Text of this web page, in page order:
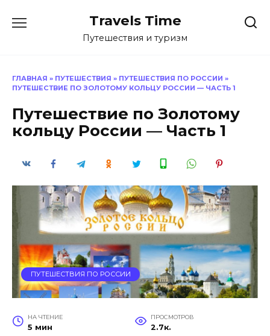
Travels Time
Путешествия и туризм
ГЛАВНАЯ » ПУТЕШЕСТВИЯ » ПУТЕШЕСТВИЯ ПО РОССИИ »
ПУТЕШЕСТВИЕ ПО ЗОЛОТОМУ КОЛЬЦУ РОССИИ — ЧАСТЬ 1
Путешествие по Золотому
кольцу России — Часть 1
ПУТЕШЕСТВИЯ ПО РОССИИ
НА ЧТЕНИЕ
5 мин
ПРОСМОТРОВ
2.7к.